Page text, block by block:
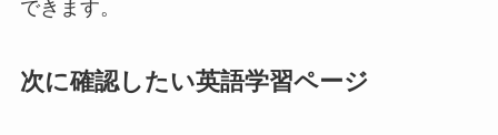
できます。
次に確認したい英語学習ページ